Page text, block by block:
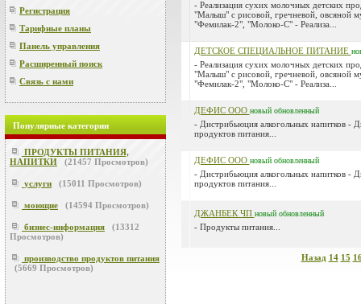
Регистрация
Тарифные планы
Панель управления
Расширенный поиск
Связь с нами
Популярные категории
ПРОДУКТЫ ПИТАНИЯ,
НАПИТКИ
(21457 Просмотров)
услуги (15011 Просмотров)
моющие (14594 Просмотров)
бизнес-информация (13312
Просмотров)
производство продуктов питания
(5669 Просмотров)
- Реализация сухих молочных детских
"Малыш" с рисовой, гречневой, овсяной
"Фемилак-2", "Молоко-С" - Реализа...
ДЕТСКОЕ СПЕЦИАЛЬНОЕ ПИТАНИЕ
- Реализация сухих молочных детских
"Малыш" с рисовой, гречневой, овсяной
"Фемилак-2", "Молоко-С" - Реализа...
ДЕФИС ООО новый обновленный
- Дистрибьюция алкогольных напитков -
продуктов питания...
ДЕФИС ООО новый обновленный
- Дистрибьюция алкогольных напитков -
продуктов питания...
ДЖАНБЕК ЧП новый обновленный
- Продукты питания...
Назад 14 15